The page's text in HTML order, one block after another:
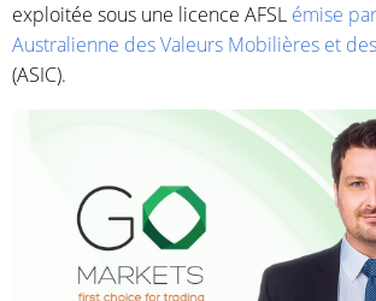
exploitée sous une licence AFSL émise
Australienne des Valeurs Mobilières et
(ASIC).